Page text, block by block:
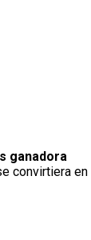
ganadora
convirtiera en